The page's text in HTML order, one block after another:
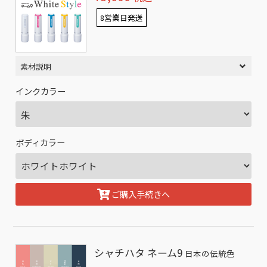
8営業日発送
素材説明
インクカラー
ボディカラー
ご購入手続きへ
シャチハタ ネーム9 日本の伝統色